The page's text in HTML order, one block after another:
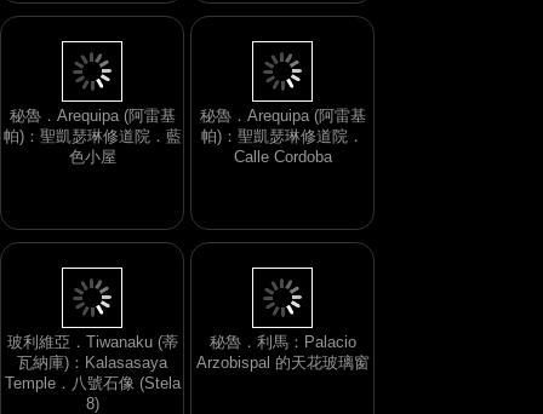
秘魯．Arequipa (阿雷基
帕)：聖凱瑟琳修道院．藍
秘魯．Arequipa (阿雷基
帕)：聖凱瑟琳修道院．
玻利維亞．Tiwanaku (蒂
瓦納庫)：Kalasasaya
Temple．八號石像 (Stela
秘魯．利馬：Palacio